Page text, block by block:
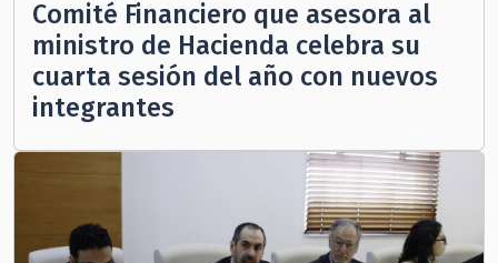
Comité Financiero que asesora al
ministro de Hacienda celebra su
cuarta sesión del año con nuevos
integrantes